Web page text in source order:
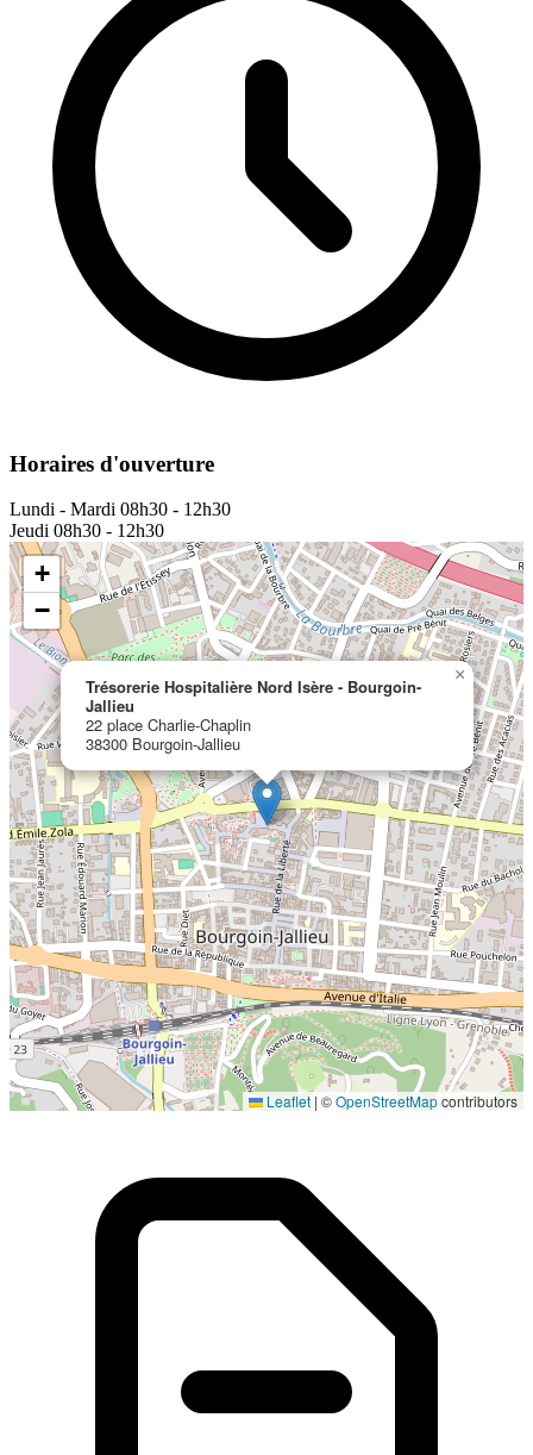
Horaires d'ouverture
Lundi - Mardi 08h30 - 12h30
Jeudi 08h30 - 12h30
Localisation en cours...
Trésorerie Hospitalière Nord Isère - Bourgoin-
Jallieu
22 place Charlie-Chaplin
38300 Bourgoin-Jallieu
×
+
−
Leaflet | ©OpenStreetMapcontributors